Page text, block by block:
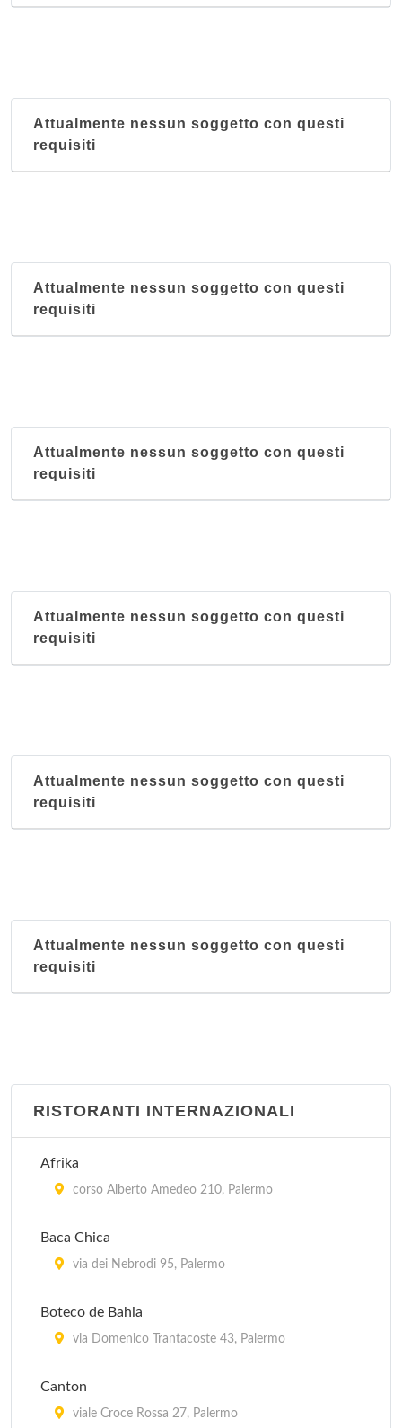
Attualmente nessun soggetto con questi
requisiti
Attualmente nessun soggetto con questi
requisiti
Attualmente nessun soggetto con questi
requisiti
Attualmente nessun soggetto con questi
requisiti
Attualmente nessun soggetto con questi
requisiti
Attualmente nessun soggetto con questi
requisiti
RISTORANTI INTERNAZIONALI
Afrika
corso Alberto Amedeo 210, Palermo
Baca Chica
via dei Nebrodi 95, Palermo
Boteco de Bahia
via Domenico Trantacoste 43, Palermo
Canton
viale Croce Rossa 27, Palermo